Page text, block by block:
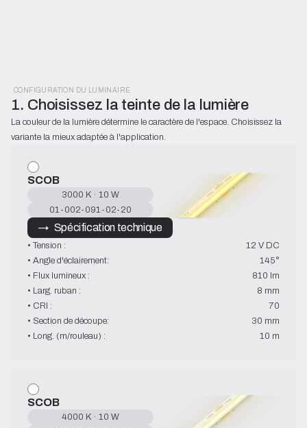
CONFIGURATION DU LUMINAIRE
1. Choisissez la teinte de la lumière
La couleur de la lumière détermine le caractère de l'espace. Choisissez la
variante la mieux adaptée à l'application.
SCOB
3000 K · 10 W
01-002-091-02-20
→   Spécification technique
• Tension :
12 V DC
• Angle d'éclairement:
145°
• Flux lumineux :
810 lm
• Larg. ruban :
8 mm
• CRI :
70
• Section de découpe:
30 mm
• Long. (m/rouleau) :
10 m
SCOB
4000 K · 10 W